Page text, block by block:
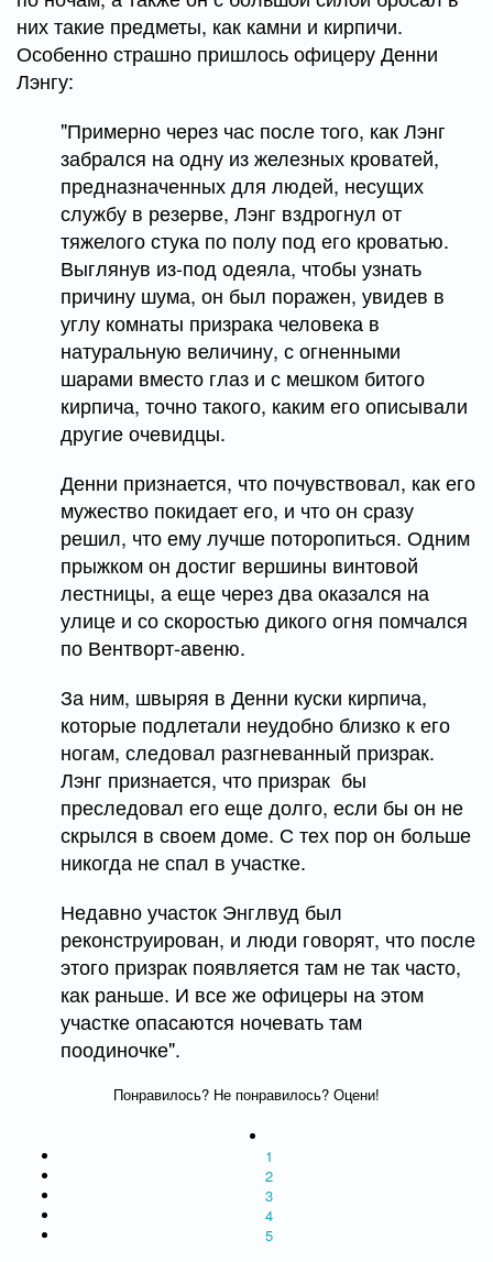
них такие предметы, как камни и кирпичи.
Особенно страшно пришлось офицеру Денни
Лэнгу:
"Примерно через час после того, как Лэнг
забрался на одну из железных кроватей,
предназначенных для людей, несущих
службу в резерве, Лэнг вздрогнул от
тяжелого стука по полу под его кроватью.
Выглянув из-под одеяла, чтобы узнать
причину шума, он был поражен, увидев в
углу комнаты призрака человека в
натуральную величину, с огненными
шарами вместо глаз и с мешком битого
кирпича, точно такого, каким его описывали
другие очевидцы.
Денни признается, что почувствовал, как его
мужество покидает его, и что он сразу
решил, что ему лучше поторопиться. Одним
прыжком он достиг вершины винтовой
лестницы, а еще через два оказался на
улице и со скоростью дикого огня помчался
по Вентворт-авеню.
За ним, швыряя в Денни куски кирпича,
которые подлетали неудобно близко к его
ногам, следовал разгневанный призрак.
Лэнг признается, что призрак бы
преследовал его еще долго, если бы он не
скрылся в своем доме. С тех пор он больше
никогда не спал в участке.
Недавно участок Энглвуд был
реконструирован, и люди говорят, что после
этого призрак появляется там не так часто,
как раньше. И все же офицеры на этом
участке опасаются ночевать там
поодиночке".
Понравилось? Не понравилось? Оцени!
1
2
3
4
5